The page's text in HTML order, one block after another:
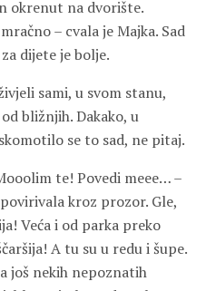
okrenut na dvorište.
– cvala je Majka. Sad
dijete je bolje.
sami, u svom stanu,
bližnjih. Dakako, u
se to sad, ne pitaj.
te! Povedi meee… –
kroz prozor. Gle,
Veća i od parka preko
A tu su u redu i šupe.
još nekih nepoznatih